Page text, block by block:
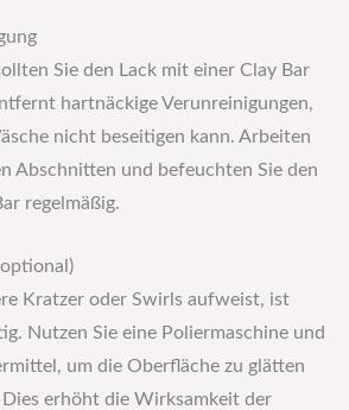
Sie den Lack mit einer Clay Bar
hartnäckige Verunreinigungen,
nicht beseitigen kann. Arbeiten
Abschnitten und befeuchten Sie den
regelmäßig.
Kratzer oder Swirls aufweist, ist
Nutzen Sie eine Poliermaschine und
um die Oberfläche zu glätten
erhöht die Wirksamkeit der